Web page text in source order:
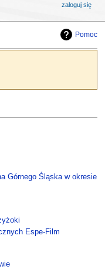
Pomoc
Górnego Śląska w okresie
Espe-Film
zaloguj się